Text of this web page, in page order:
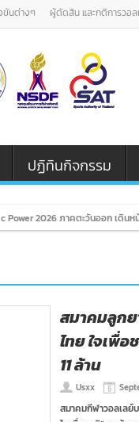
ขันต่างๆ ผู้ตัดสิน และกติการวอ
ปฏิทินกิจกรรม
Power 2026 ภาคตะวันออก เดิน
สมาคมลูกย
ไทย ใจเพื่
11 ล้าน
Usxx
สมาคมกีฬาวอลเลย์